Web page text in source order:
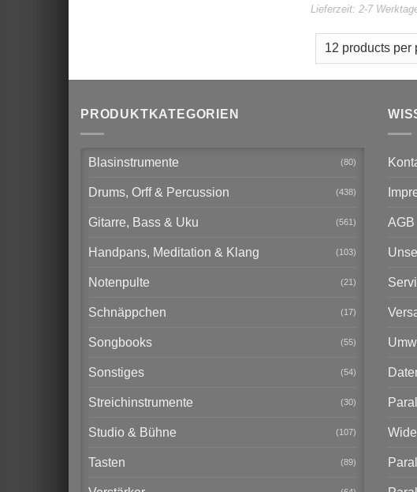
Lieferzeit:2-7
PRODUKTKATEGORIEN
Blasinstrumente (80)
Drums, Orff & Percussion (438)
Gitarre, Bass & Uku (561)
Handpans, Meditation & Klang (103)
Notenpulte (21)
Schnäppchen (17)
Songbooks (55)
Sonstiges (54)
Streichinstrumente (30)
Studio & Bühne (107)
Tasten (89)
AGB